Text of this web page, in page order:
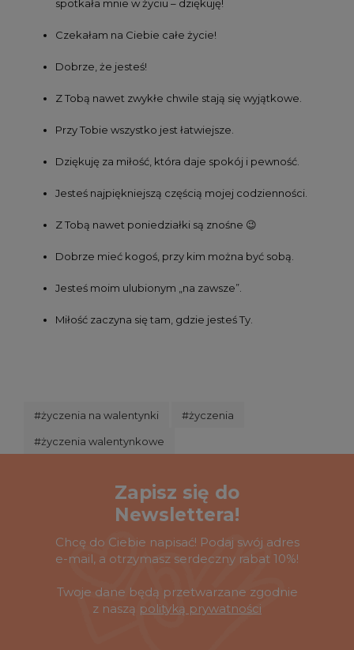
spotkała mnie w życiu – dziękuję!
Czekałam na Ciebie całe życie!
Dobrze, że jesteś!
Z Tobą nawet zwykłe chwile stają się wyjątkowe.
Przy Tobie wszystko jest łatwiejsze.
Dziękuję za miłość, która daje spokój i pewność.
Jesteś najpiękniejszą częścią mojej codzienności.
Z Tobą nawet poniedziałki są znośne 😉
Dobrze mieć kogoś, przy kim można być sobą.
Jesteś moim ulubionym „na zawsze”.
Miłość zaczyna się tam, gdzie jesteś Ty.
#życzenia na walentynki #życzenia
#życzenia walentynkowe
Zapisz się do
Newslettera!
Chcę do Ciebie napisać! Podaj swój adres
e-mail, a otrzymasz serdeczny rabat 10%!
Twoje dane będą przetwarzane zgodnie
z naszą polityką prywatności